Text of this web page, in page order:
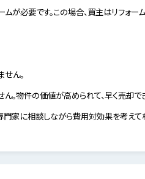
が必要です。この場合、買主はリフォ
ん。
。物件の価値が高められて、早く売却で
家に相談しながら費用対効果を考えて検